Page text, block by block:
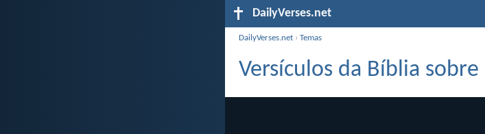
DailyVerses.net
DailyVerses.net ›Temas
Versículos da Bíblia